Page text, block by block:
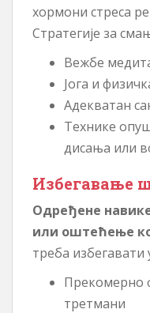
хормони стреса
Стратегије за
Вежбе
Јога и
Адекватан
Технике
дисања или
Избегавање
Одређене
или оштећење
треба избегавати
Прекомерно
третмани